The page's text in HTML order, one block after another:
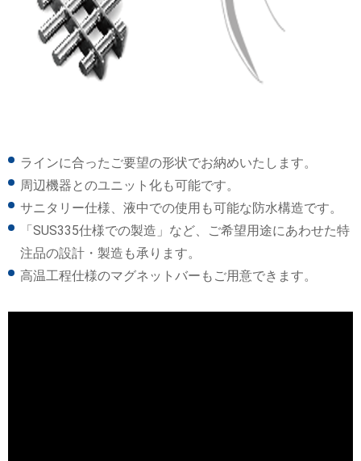
ラインに合ったご要望の形状でお納めいたします。
周辺機器とのユニット化も可能です。
サニタリー仕様、液中での使用も可能な防水構造です。
「SUS335仕様での製造」など、ご希望用途にあわせた特
注品の設計・製造も承ります。
高温工程仕様のマグネットバーもご用意できます。